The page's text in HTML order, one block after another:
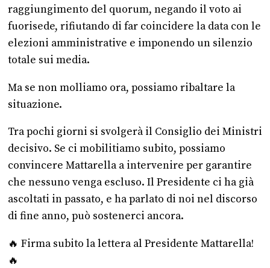
raggiungimento del quorum, negando il voto ai
fuorisede, rifiutando di far coincidere la data con le
elezioni amministrative e imponendo un silenzio
totale sui media.
Ma se non molliamo ora, possiamo ribaltare la
situazione.
Tra pochi giorni si svolgerà il Consiglio dei Ministri
decisivo. Se ci mobilitiamo subito, possiamo
convincere Mattarella a intervenire per garantire
che nessuno venga escluso. Il Presidente ci ha già
ascoltati in passato, e ha parlato di noi nel discorso
di fine anno, può sostenerci ancora.
🔥 Firma subito la lettera al Presidente Mattarella!
🔥